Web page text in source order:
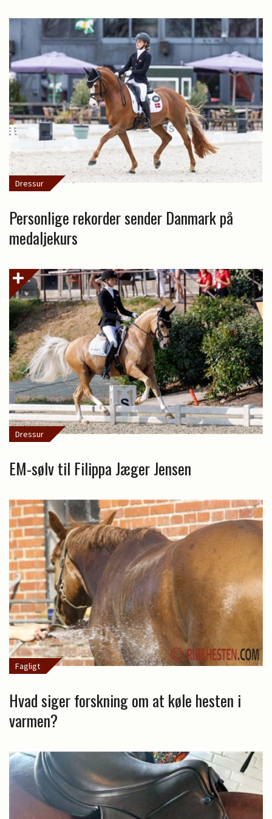
Dressur
Personlige rekorder sender Danmark på
medaljekurs
Dressur
EM-sølv til Filippa Jæger Jensen
Fagligt
Hvad siger forskning om at køle hesten i
varmen?